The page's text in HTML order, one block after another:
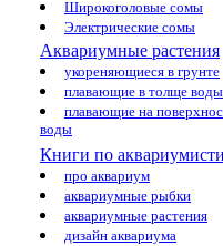
Широкоголовые сомы
Электрические сомы
Аквариумные растения
укореняющиеся в грунте
плавающие в толще воды
плавающие на
воды
Книги по
про аквариум
аквариумные рыбки
аквариумные растения
дизайн аквариума